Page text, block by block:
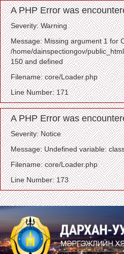
A PHP Error was
Severity: Warning
Message: Missing argument 1 for
/home/dainspectiongov/
150 and defined
Filename: core/Loader.php
Line Number: 171
A PHP Error was
Severity: Notice
Message: Undefined variable:
Filename: core/Loader.php
Line Number: 173